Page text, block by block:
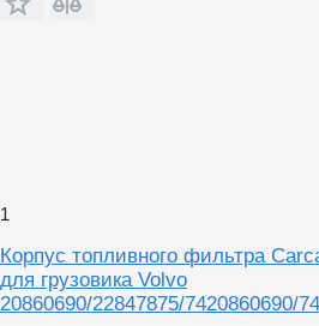
1
Корпус топливного фильтра
для грузовика Volvo
20860690/22847875/7420860690/